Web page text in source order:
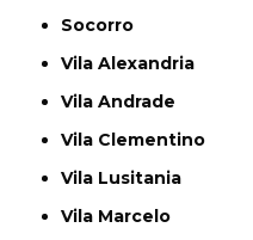
Socorro
Vila Alexandria
Vila Andrade
Vila Clementino
Vila Lusitania
Vila Marcelo